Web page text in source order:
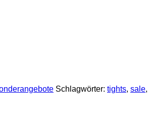
Schlagwörter: tights, sale,